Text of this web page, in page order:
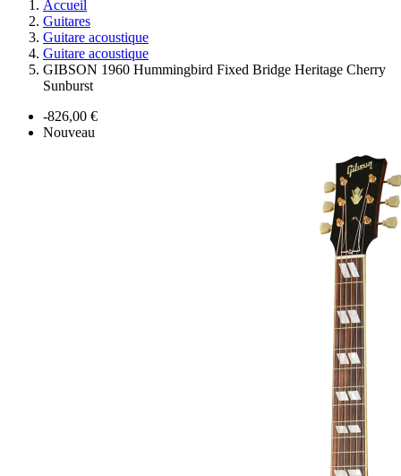
Accueil
Guitares
Guitare acoustique
Guitare acoustique
GIBSON 1960 Hummingbird Fixed Bridge Heritage Cherry
Sunburst
-826,00 €
Nouveau